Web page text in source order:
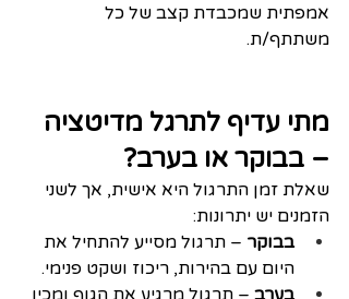
אמפתית שמכבדת קצב של כל
משתתף/ת.
מתי עדיף לתרגל מדיטציה
– בבוקר או בערב?
שאלת זמן התרגול היא אישית, אך לשני
הזמנים יש יתרונות:
בבוקר – תרגול מסייע להתחיל את
היום עם בהירות, ריכוז ושקט פנימי.
בערב – תרגול מרגיע את הגוף ומכין